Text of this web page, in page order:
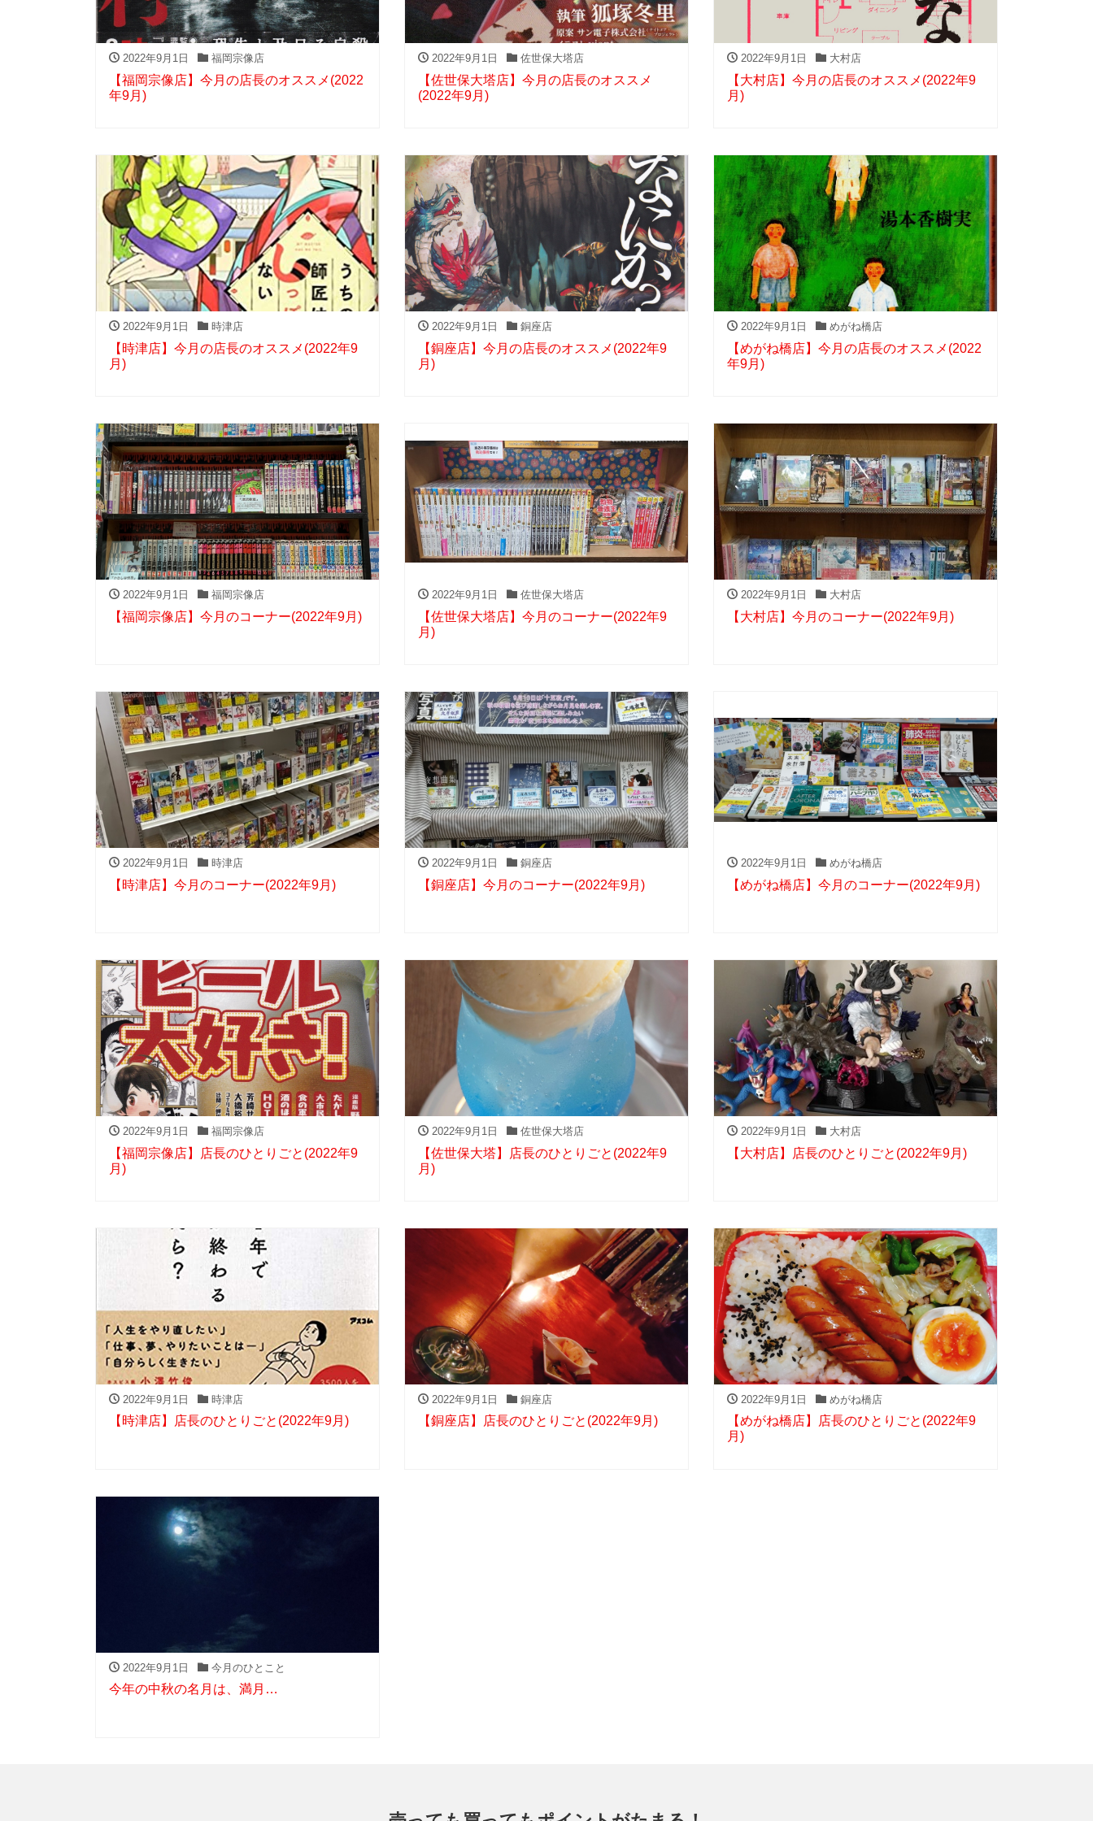
2022年9月1日 福岡宗像店
【福岡宗像店】今月の店長のオススメ(2022
年9月)
2022年9月1日 佐世保大塔店
【佐世保大塔店】今月の店長のオススメ
(2022年9月)
2022年9月1日 大村店
【大村店】今月の店長のオススメ(2022年9
月)
2022年9月1日 時津店
【時津店】今月の店長のオススメ(2022年9
月)
2022年9月1日 銅座店
【銅座店】今月の店長のオススメ(2022年9
月)
2022年9月1日 めがね橋店
【めがね橋店】今月の店長のオススメ(2022
年9月)
2022年9月1日 福岡宗像店
【福岡宗像店】今月のコーナー(2022年9月)
2022年9月1日 佐世保大塔店
【佐世保大塔店】今月のコーナー(2022年9
月)
2022年9月1日 大村店
【大村店】今月のコーナー(2022年9月)
2022年9月1日 時津店
【時津店】今月のコーナー(2022年9月)
2022年9月1日 銅座店
【銅座店】今月のコーナー(2022年9月)
2022年9月1日 めがね橋店
【めがね橋店】今月のコーナー(2022年9月)
2022年9月1日 福岡宗像店
【福岡宗像店】店長のひとりごと(2022年9
月)
2022年9月1日 佐世保大塔店
【佐世保大塔】店長のひとりごと(2022年9
月)
2022年9月1日 大村店
【大村店】店長のひとりごと(2022年9月)
2022年9月1日 時津店
【時津店】店長のひとりごと(2022年9月)
2022年9月1日 銅座店
【銅座店】店長のひとりごと(2022年9月)
2022年9月1日 めがね橋店
【めがね橋店】店長のひとりごと(2022年9
月)
2022年9月1日 今月のひとこと
今年の中秋の名月は、満月…